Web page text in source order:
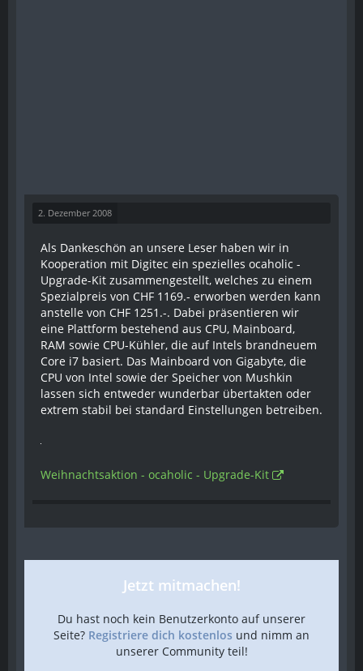
2. Dezember 2008
Als Dankeschön an unsere Leser haben wir in
Kooperation mit Digitec ein spezielles ocaholic -
Upgrade-Kit zusammengestellt, welches zu einem
Spezialpreis von CHF 1169.- erworben werden kann
anstelle von CHF 1251.-. Dabei präsentieren wir
eine Plattform bestehend aus CPU, Mainboard,
RAM sowie CPU-Kühler, die auf Intels brandneuem
Core i7 basiert. Das Mainboard von Gigabyte, die
CPU von Intel sowie der Speicher von Mushkin
lassen sich entweder wunderbar übertakten oder
extrem stabil bei standard Einstellungen betreiben.
Weihnachtsaktion - ocaholic - Upgrade-Kit
Jetzt mitmachen!
Du hast noch kein Benutzerkonto auf unserer
Seite? Registriere dich kostenlos und nimm an
unserer Community teil!